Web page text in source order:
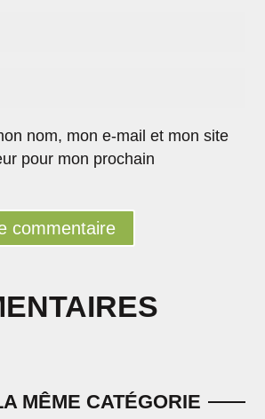
nom, mon e-mail et mon site
pour mon prochain
commentaire
MÊME CATÉGORIE